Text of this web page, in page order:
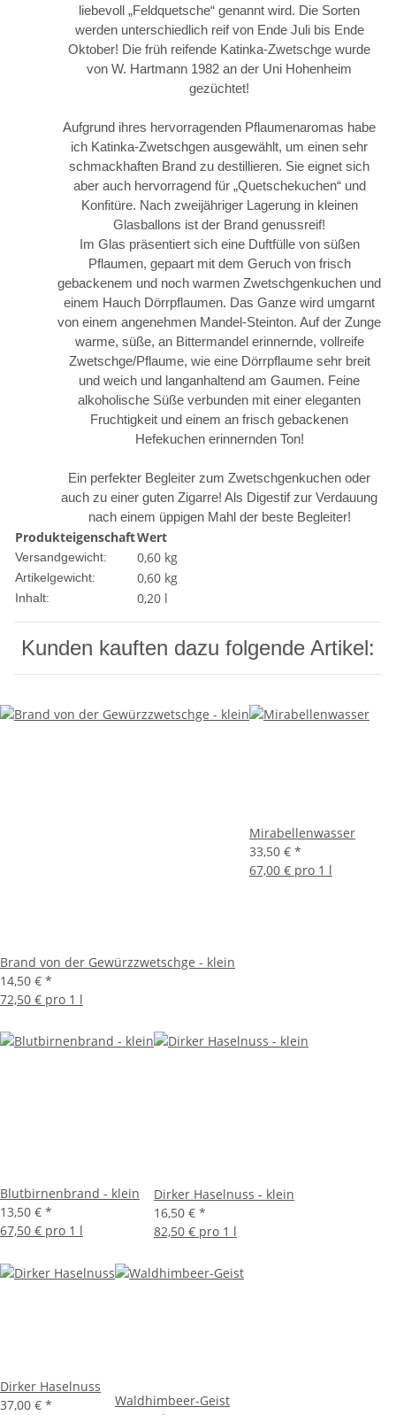
liebevoll „Feldquetsche“ genannt wird. Die Sorten
werden unterschiedlich reif von Ende Juli bis Ende
Oktober! Die früh reifende Katinka-Zwetschge wurde
von W. Hartmann 1982 an der Uni Hohenheim
gezüchtet!
Aufgrund ihres hervorragenden Pflaumenaromas habe
ich Katinka-Zwetschgen ausgewählt, um einen sehr
schmackhaften Brand zu destillieren. Sie eignet sich
aber auch hervorragend für „Quetschekuchen“ und
Konfitüre. Nach zweijähriger Lagerung in kleinen
Glasballons ist der Brand genussreif!
Im Glas präsentiert sich eine Duftfülle von süßen
Pflaumen, gepaart mit dem Geruch von frisch
gebackenem und noch warmen Zwetschgenkuchen und
einem Hauch Dörrpflaumen. Das Ganze wird umgarnt
von einem angenehmen Mandel-Steinton. Auf der Zunge
warme, süße, an Bittermandel erinnernde, vollreife
Zwetschge/Pflaume, wie eine Dörrpflaume sehr breit
und weich und langanhaltend am Gaumen. Feine
alkoholische Süße verbunden mit einer eleganten
Fruchtigkeit und einem an frisch gebackenen
Hefekuchen erinnernden Ton!
Ein perfekter Begleiter zum Zwetschgenkuchen oder
auch zu einer guten Zigarre! Als Digestif zur Verdauung
nach einem üppigen Mahl der beste Begleiter!
ProdukteigenschaftWert
Versandgewicht: 0,60 kg
Artikelgewicht: 0,60 kg
Inhalt: 0,20 l
Kunden kauften dazu folgende Artikel:
Brand von der Gewürzzwetschge - klein
14,50 € *
72,50 € pro 1 l
Mirabellenwasser
33,50 € *
67,00 € pro 1 l
Blutbirnenbrand - klein
13,50 € *
67,50 € pro 1 l
Dirker Haselnuss - klein
16,50 € *
82,50 € pro 1 l
Dirker Haselnuss
37,00 € *
Waldhimbeer-Geist